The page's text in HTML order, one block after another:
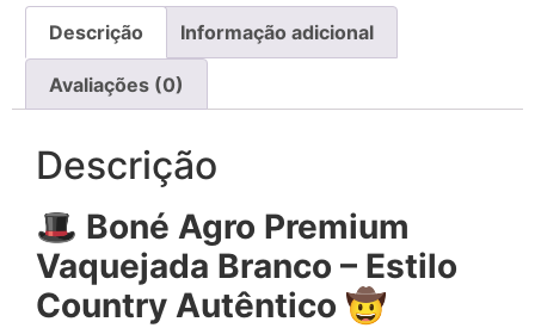
Descrição Informação adicional
Avaliações (0)
Descrição
🎩 Boné Agro Premium
Vaquejada Branco – Estilo
Country Autêntico 🤠